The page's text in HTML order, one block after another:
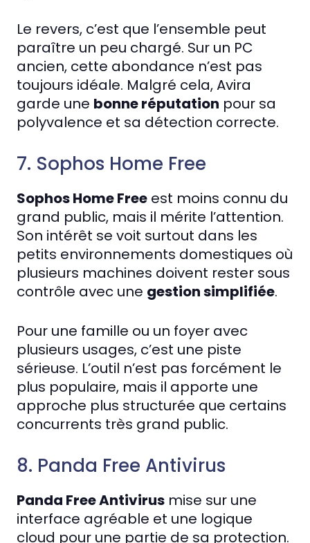
Le revers, c’est que l’ensemble peut
paraître un peu chargé. Sur un PC
ancien, cette abondance n’est pas
toujours idéale. Malgré cela, Avira
garde une bonne réputation pour sa
polyvalence et sa détection correcte.
7. Sophos Home Free
Sophos Home Free est moins connu du
grand public, mais il mérite l’attention.
Son intérêt se voit surtout dans les
petits environnements domestiques où
plusieurs machines doivent rester sous
contrôle avec une gestion simplifiée.
Pour une famille ou un foyer avec
plusieurs usages, c’est une piste
sérieuse. L’outil n’est pas forcément le
plus populaire, mais il apporte une
approche plus structurée que certains
concurrents très grand public.
8. Panda Free Antivirus
Panda Free Antivirus mise sur une
interface agréable et une logique
cloud pour une partie de sa protection.